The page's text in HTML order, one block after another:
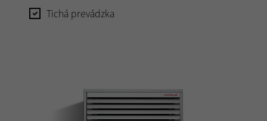
Tichá prevádzka